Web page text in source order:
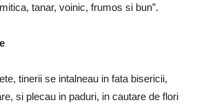
tanar, voinic, frumos si bun”.
tinerii se intalneau in fata bisericii,
si plecau in paduri, in cautare de flori